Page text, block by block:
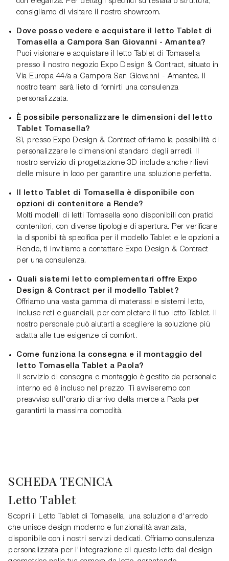
consigliamo di visitare il nostro showroom.
Dove posso vedere e acquistare il letto Tablet di
Tomasella a Campora San Giovanni - Amantea?
Puoi visionare e acquistare il letto Tablet di Tomasella
presso il nostro negozio Expo Design & Contract, situato in
Via Europa 44/a a Campora San Giovanni - Amantea. Il
nostro team sarà lieto di fornirti una consulenza
personalizzata.
È possibile personalizzare le dimensioni del letto
Tablet Tomasella?
Sì, presso Expo Design & Contract offriamo la possibilità di
personalizzare le dimensioni standard degli arredi. Il
nostro servizio di progettazione 3D include anche rilievi
delle misure in loco per garantire una soluzione perfetta.
Il letto Tablet di Tomasella è disponibile con
opzioni di contenitore a Rende?
Molti modelli di letti Tomasella sono disponibili con pratici
contenitori, con diverse tipologie di apertura. Per verificare
la disponibilità specifica per il modello Tablet e le opzioni a
Rende, ti invitiamo a contattare Expo Design & Contract
per una consulenza.
Quali sistemi letto complementari offre Expo
Design & Contract per il modello Tablet?
Offriamo una vasta gamma di materassi e sistemi letto,
incluse reti e guanciali, per completare il tuo letto Tablet. Il
nostro personale può aiutarti a scegliere la soluzione più
adatta alle tue esigenze di comfort.
Come funziona la consegna e il montaggio del
letto Tomasella Tablet a Paola?
Il servizio di consegna e montaggio è gestito da personale
interno ed è incluso nel prezzo. Ti avviseremo con
preavviso sull'orario di arrivo della merce a Paola per
garantirti la massima comodità.
SCHEDA TECNICA
Letto Tablet
Scopri il Letto Tablet di Tomasella, una soluzione d'arredo
che unisce design moderno e funzionalità avanzata,
disponibile con i nostri servizi dedicati. Offriamo consulenza
personalizzata per l'integrazione di questo letto dal design